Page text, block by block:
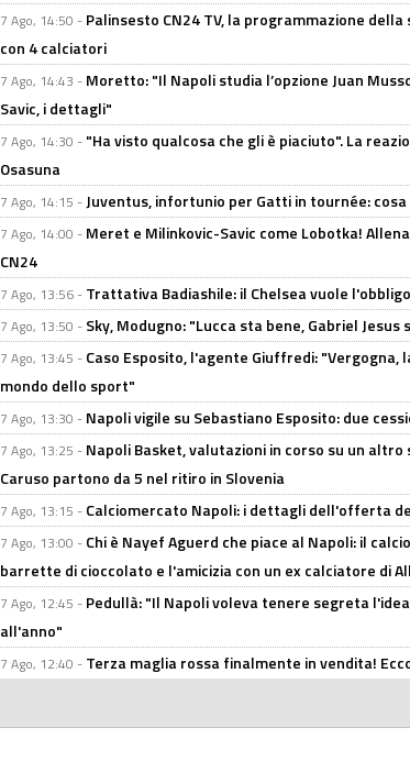
7 Ago, 14:50 - Palinsesto CN24 TV, la programmazione
con 4 calciatori
7 Ago, 14:43 - Moretto: "Il Napoli studia l’opzione Juan
Savic, i dettagli"
7 Ago, 14:30 - "Ha visto qualcosa che gli è piaciuto". La
Osasuna
7 Ago, 14:15 - Juventus, infortunio per Gatti in tournée:
7 Ago, 14:00 - Meret e Milinkovic-Savic come Lobotka!
CN24
7 Ago, 13:56 - Trattativa Badiashile: il Chelsea vuole
7 Ago, 13:50 - Sky, Modugno: "Lucca sta bene, Gabriel Jesus
7 Ago, 13:45 - Caso Esposito, l'agente Giuffredi:
mondo dello sport"
7 Ago, 13:30 - Napoli vigile su Sebastiano Esposito: due
7 Ago, 13:25 - Napoli Basket, valutazioni in corso su un
Caruso partono da 5 nel ritiro in Slovenia
7 Ago, 13:15 - Calciomercato Napoli: i dettagli dell'offerta
7 Ago, 13:00 - Chi è Nayef Aguerd che piace al Napoli: il
barrette di cioccolato e l'amicizia con un ex calciatore di
7 Ago, 12:45 - Pedullà: "Il Napoli voleva tenere segreta
all'anno"
7 Ago, 12:40 - Terza maglia rossa finalmente in vendita!